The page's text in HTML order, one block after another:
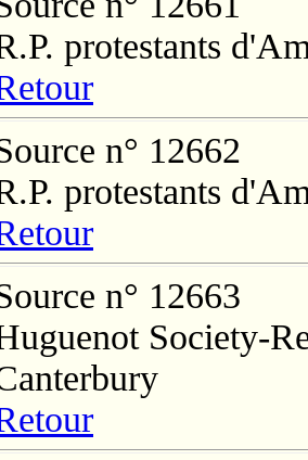
protestants
n° 12662
protestants
n° 12663
Society-